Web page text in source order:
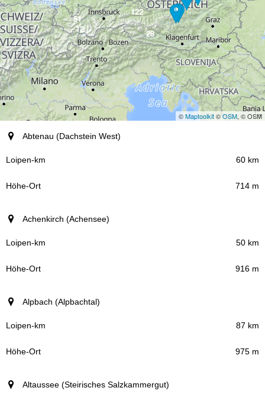
28
12
122
51
©Maptoolkit©OSM, © OSM
Ort
Loipen-km
Abtenau (Dachstein West)
60 km
714 m
Achenkirch (Achensee)
50 km
916 m
Alpbach (Alpbachtal)
87 km
975 m
Altaussee (Steirisches Salzkammergut)